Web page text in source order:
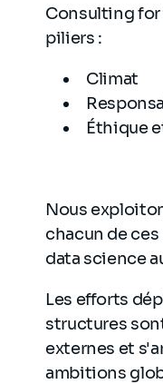
Consulting for
piliers :
Climat
Éthique
Nous
chacun de
data science
Les efforts
structures
externes et
ambitions